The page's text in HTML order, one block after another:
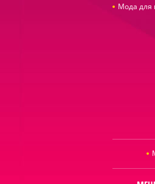
Мода для